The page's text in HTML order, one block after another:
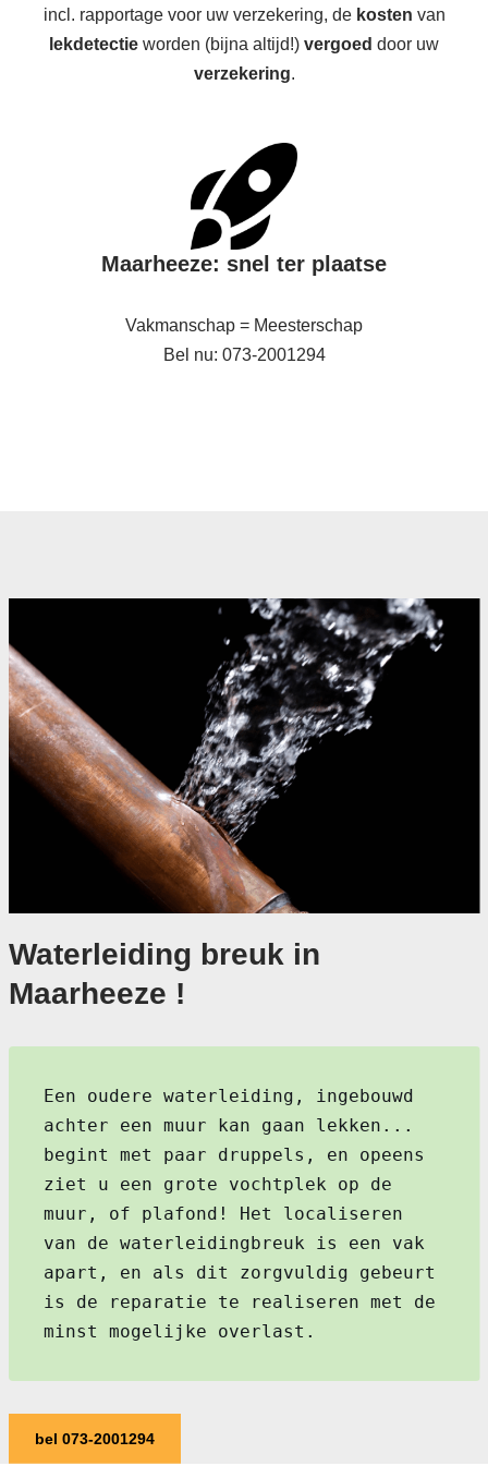
incl. rapportage voor uw verzekering, de kosten van
lekdetectie worden (bijna altijd!) vergoed door uw
verzekering.
Maarheeze: snel ter plaatse
Vakmanschap = Meesterschap
Bel nu: 073-2001294
Waterleiding breuk in
Maarheeze !
Een oudere waterleiding, ingebouwd
achter een muur kan gaan lekken...
begint met paar druppels, en opeens
ziet u een grote vochtplek op de
muur, of plafond! Het localiseren
van de waterleidingbreuk is een vak
apart, en als dit zorgvuldig gebeurt
is de reparatie te realiseren met de
minst mogelijke overlast.
bel 073-2001294